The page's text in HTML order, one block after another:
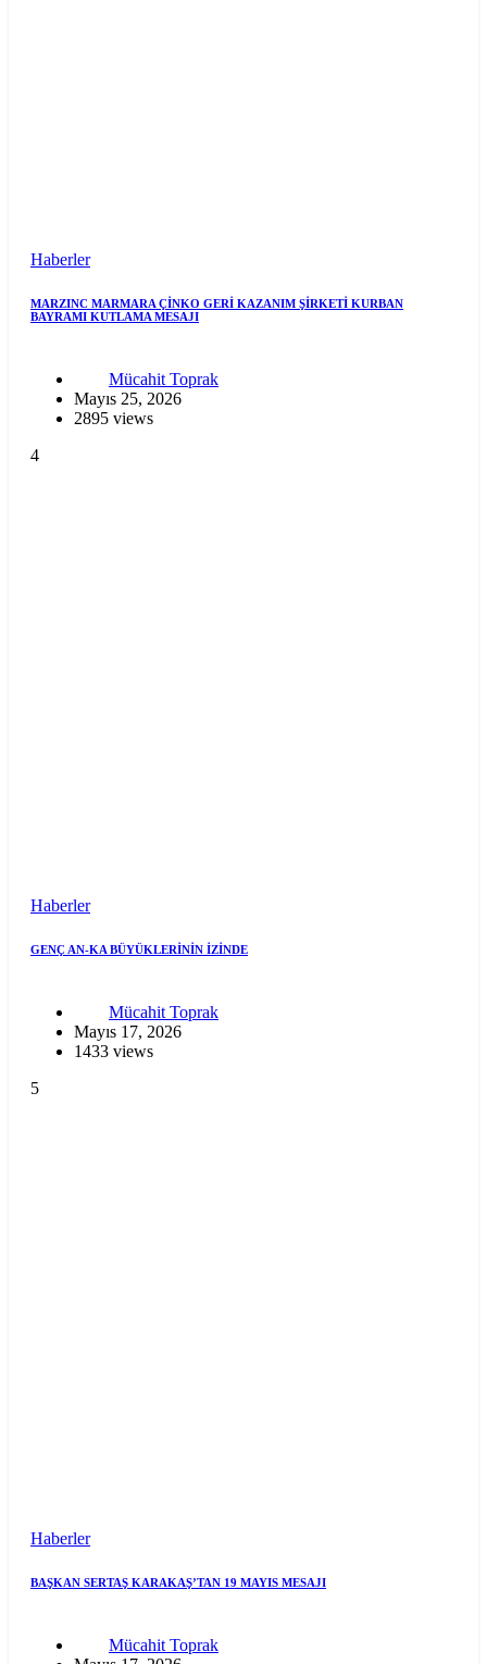
Haberler
MARZINC MARMARA ÇİNKO GERİ KAZANIM ŞİRKETİ KURBAN
BAYRAMI KUTLAMA MESAJI
Mücahit Toprak
Mayıs 25, 2026
2895 views
4
Haberler
GENÇ AN-KA BÜYÜKLERİNİN İZİNDE
Mücahit Toprak
Mayıs 17, 2026
1433 views
5
Haberler
BAŞKAN SERTAŞ KARAKAŞ’TAN 19 MAYIS MESAJI
Mücahit Toprak